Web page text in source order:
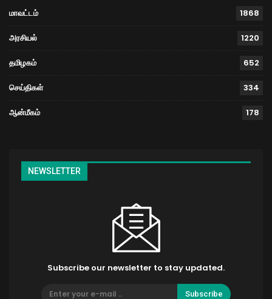
மாவட்டம் 1868
அரசியல் 1220
தமிழகம் 652
செய்திகள் 334
ஆன்மீகம் 178
NEWSLETTER
Subscribe our newsletter to stay updated.
Subscribe